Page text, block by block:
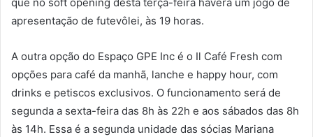
apresentação de futevôlei, às 19 horas.
A outra opção do Espaço GPE Inc é o Il Café Fresh com
opções para café da manhã, lanche e happy hour, com
drinks e petiscos exclusivos. O funcionamento será de
segunda a sexta-feira das 8h às 22h e aos sábados das 8h
às 14h. Essa é a segunda unidade das sócias Mariana